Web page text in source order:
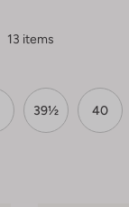
13 items
39½ 40